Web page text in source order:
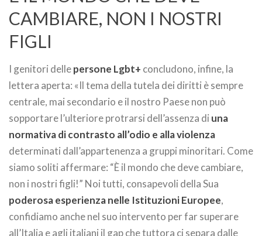
CAMBIARE, NON I NOSTRI
FIGLI
I genitori dellepersone Lgbt+ concludono, infine, la
lettera aperta: «Il tema della tutela dei diritti è sempre
centrale, mai secondario e il nostro Paese non può
sopportare l’ulteriore protrarsi dell’assenza di una
normativa di contrasto all’odio e alla violenza
determinati dall’appartenenza a gruppi minoritari. Come
siamo soliti affermare: “È il mondo che deve cambiare,
non i nostri figli!” Noi tutti, consapevoli della Sua
poderosa esperienza nelle Istituzioni Europee,
confidiamo anche nel suo intervento per far superare
all’Italia e agli italiani il gap che tuttora ci separa dalle